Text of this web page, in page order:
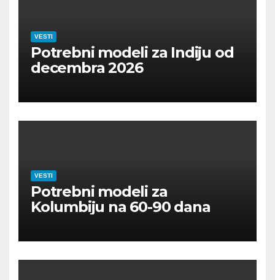
VESTI
Potrebni modeli za Indiju od
decembra 2026
VESTI
Potrebni modeli za
Kolumbiju na 60-90 dana